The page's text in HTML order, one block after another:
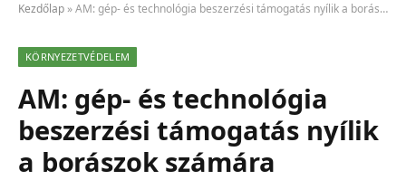
Kezdőlap »AM: gép- és technológia beszerzési támogatás nyílik a borászok számára
KÖRNYEZETVÉDELEM
AM: gép- és technológia
beszerzési támogatás nyílik
a borászok számára